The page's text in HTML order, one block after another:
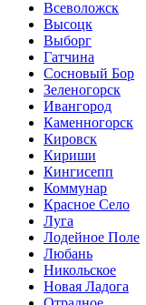
Всеволожск
Высоцк
Выборг
Гатчина
Сосновый Бор
Зеленогорск
Ивангород
Каменногорск
Кировск
Кириши
Кингисепп
Коммунар
Красное Село
Луга
Лодейное Поле
Любань
Никольское
Новая Ладога